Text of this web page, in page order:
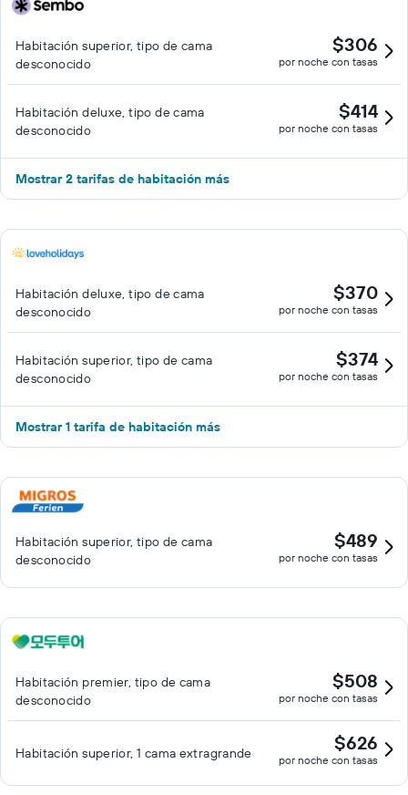
Habitación superior, tipo de cama
desconocido
$306
por noche con tasas
Habitación deluxe, tipo de cama
desconocido
$414
por noche con tasas
Mostrar 2 tarifas de habitación más
Habitación deluxe, tipo de cama
desconocido
$370
por noche con tasas
Habitación superior, tipo de cama
desconocido
$374
por noche con tasas
Mostrar 1 tarifa de habitación más
Habitación superior, tipo de cama
desconocido
$489
por noche con tasas
Habitación premier, tipo de cama
desconocido
$508
por noche con tasas
Habitación superior, 1 cama extragrande $626
por noche con tasas